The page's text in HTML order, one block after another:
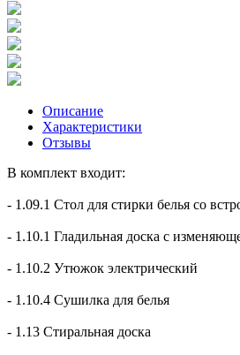
Описание
Характеристики
Отзывы
В комплект входит:
- 1.09.1 Стол для стирки белья со
- 1.10.1 Гладильная доска с
- 1.10.2 Утюжок электрический
- 1.10.4 Сушилка для белья
- 1.13 Стиральная доска